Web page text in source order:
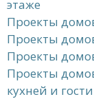
этаже
Проекты
Проекты
Проекты
Проекты
кухней и